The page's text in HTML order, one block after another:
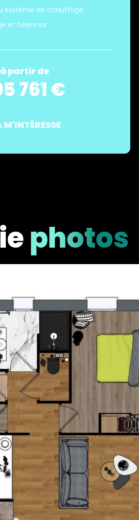
système de chauffage
et faïences
à partir de
761 €
M'INTÉRESSE
photos